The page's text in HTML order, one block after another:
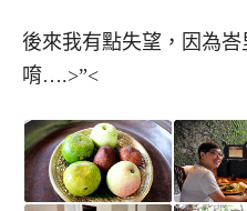
後來我有點失望，因為
唷….>”<